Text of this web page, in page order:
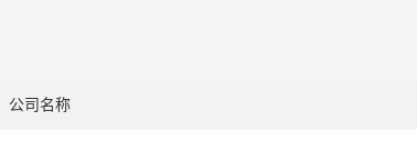
公司名称